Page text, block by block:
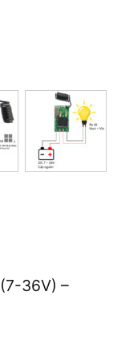
36V) –